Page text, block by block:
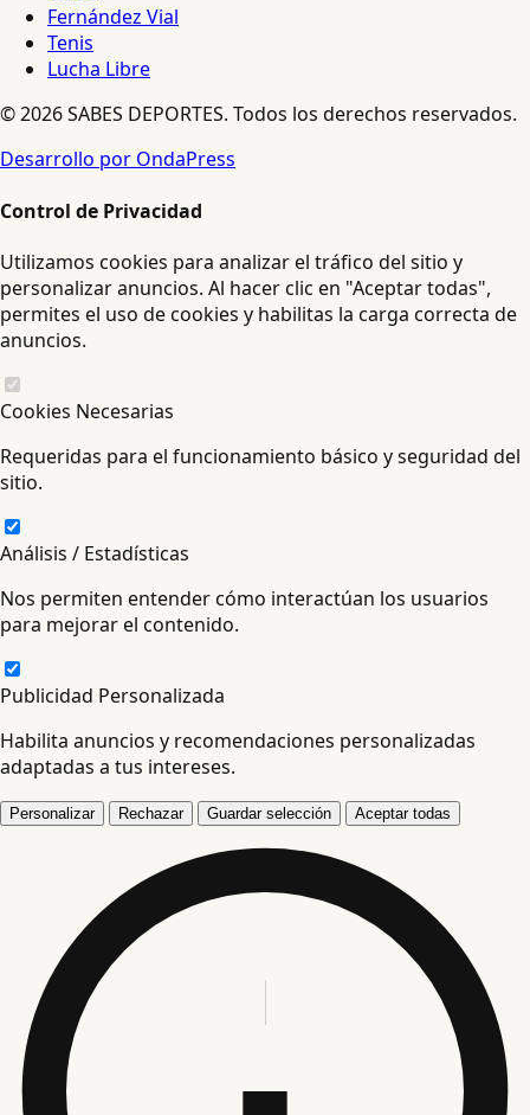
Fernández Vial
Tenis
Lucha Libre
© 2026 SABES DEPORTES. Todos los derechos reservados.
Desarrollo por OndaPress
Control de Privacidad
Utilizamos cookies para analizar el tráfico del sitio y
personalizar anuncios. Al hacer clic en "Aceptar todas",
permites el uso de cookies y habilitas la carga correcta de
anuncios.
Cookies Necesarias
Requeridas para el funcionamiento básico y seguridad del
sitio.
Análisis / Estadísticas
Nos permiten entender cómo interactúan los usuarios
para mejorar el contenido.
Publicidad Personalizada
Habilita anuncios y recomendaciones personalizadas
adaptadas a tus intereses.
Personalizar Rechazar Guardar selección Aceptar todas